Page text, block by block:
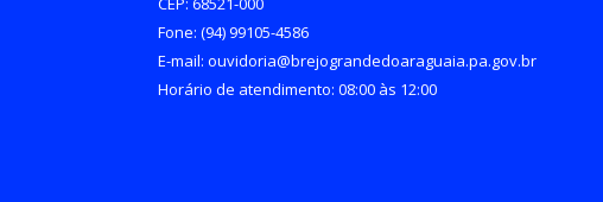
Fone: (94) 99105-4586
E-mail: ouvidoria@brejograndedoaraguaia.pa.gov.br
Horário de atendimento: 08:00 às 12:00